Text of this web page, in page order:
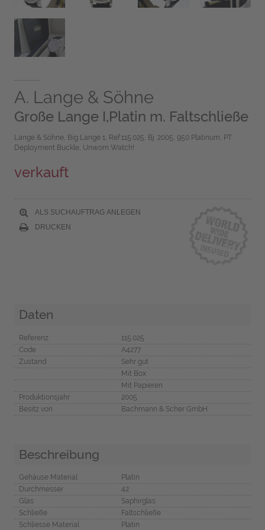
A. Lange & Söhne
Große Lange I,Platin m. Faltschließe
Lange & Söhne, Big Lange 1, Ref.115.025, Bj. 2005, 950 Platinum, PT
Deployment Buckle, Unworn Watch!
verkauft
ALS SUCHAUFTRAG ANLEGEN
DRUCKEN
Daten
Referenz
115.025
Code
A4277
Zustand
Sehr gut
Mit Box
Mit Papieren
Produktionsjahr
2005
Besitz von
Bachmann & Scher GmbH
Beschreibung
Gehäuse Material
Platin
Durchmesser
42
Glas
Saphirglas
Schließe
Faltschließe
Schliesse Material
Platin